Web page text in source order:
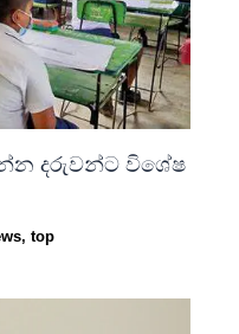
දරුවන්ට විශේෂ
,top